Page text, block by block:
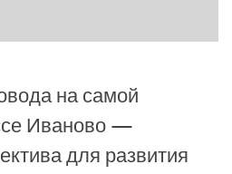
на самой
Иваново —
для развития